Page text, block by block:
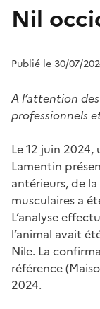
Nil
Publié le 30/07/
A l’attention
professionnels
Le 12 juin
Lamentin
antérieurs, de
musculaires a
L’analyse
l’animal avait
Nile. La
référence
2024.